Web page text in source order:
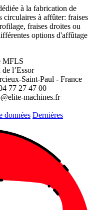
à la fabrication de
circulaires à affûter: fraises
fraises droites ou
options d'affûtage
MFLS
l’Essor
Saint-Paul - France
77 27 47 00
machines.fr
données Dernières